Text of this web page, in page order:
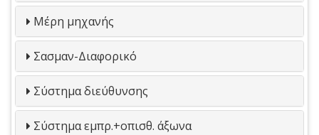
Μέρη μηχανής
Σασμαν-Διαφορικό
Σύστημα διεύθυνσης
Σύστημα εμπρ.+οπισθ. άξωνα